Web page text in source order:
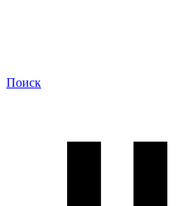
Поиск